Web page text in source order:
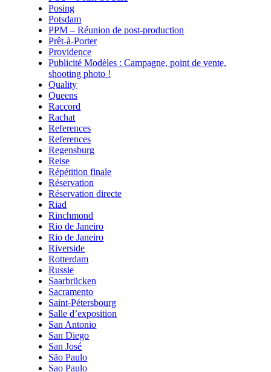
Posing
Potsdam
PPM – Réunion de post-production
Prêt-à-Porter
Providence
Publicité Modèles : Campagne, point de vente,
shooting photo !
Quality
Queens
Raccord
Rachat
References
References
Regensburg
Reise
Répétition finale
Réservation
Réservation directe
Riad
Rinchmond
Rio de Janeiro
Rio de Janeiro
Riverside
Rotterdam
Russie
Saarbrücken
Sacramento
Saint-Pétersbourg
Salle d’exposition
San Antonio
San Diego
San José
São Paulo
Sao Paulo